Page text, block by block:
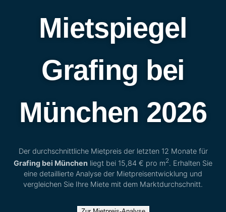
Mietspiegel
Grafing bei
München 2026
Der durchschnittliche Mietpreis der letzten 12 Monate für
Grafing bei München liegt bei 15,84 € pro m2. Erhalten Sie
eine detaillierte Analyse der Mietpreisentwicklung und
vergleichen Sie Ihre Miete mit dem Marktdurchschnitt.